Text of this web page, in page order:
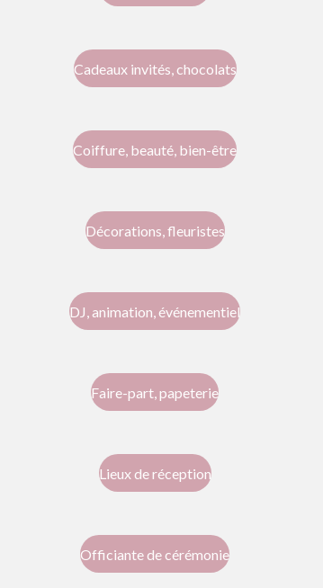
Cadeaux invités, chocolats
Coiffure, beauté, bien-être
Décorations, fleuristes
DJ, animation, événementiel
Faire-part, papeterie
Lieux de réception
Officiante de cérémonie